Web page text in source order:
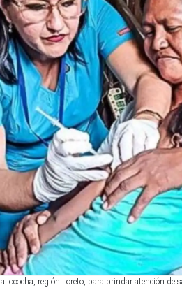
región Loreto, para brindar atención